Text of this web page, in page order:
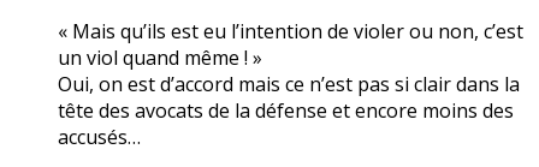
« Mais qu’ils est eu l’intention de violer ou non, c’est
un viol quand même ! »
Oui, on est d’accord mais ce n’est pas si clair dans la
tête des avocats de la défense et encore moins des
accusés…